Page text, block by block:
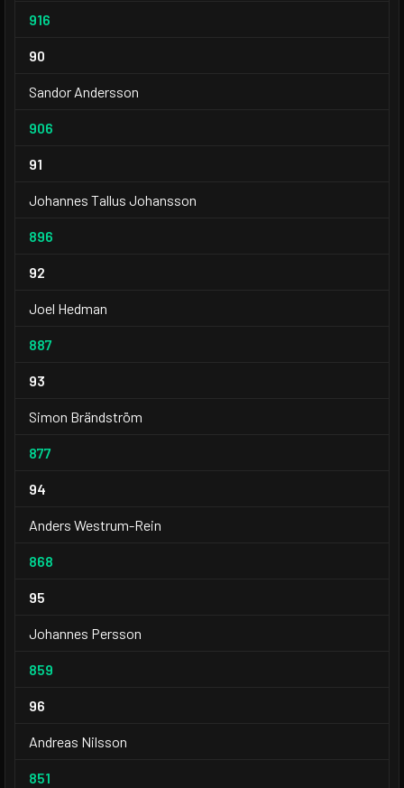
916
90
Sandor Andersson
906
91
Johannes Tallus Johansson
896
92
Joel Hedman
887
93
Simon Brändström
877
94
Anders Westrum-Rein
868
95
Johannes Persson
859
96
Andreas Nilsson
851